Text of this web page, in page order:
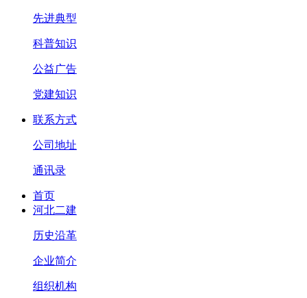
先进典型
科普知识
公益广告
党建知识
联系方式
公司地址
通讯录
首页
河北二建
历史沿革
企业简介
组织机构